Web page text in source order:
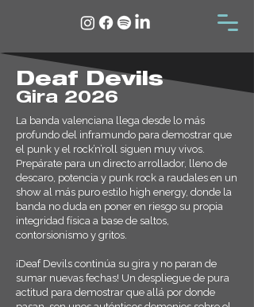
Deaf Devils
Gira 2026
La banda valenciana llega desde lo más
profundo del inframundo para demostrar que
el punk y el rock’n’roll siguen muy vivos.
Prepárate para un directo arrollador, lleno de
descaro, potencia y punk rock a raudales en un
show al más puro estilo high energy, donde la
banda no duda en poner en riesgo su propia
integridad física a base de saltos,
contorsionismo y gritos.
¡Deaf Devils continúa su gira y no paran de
sumar nuevas fechas! Un despliegue de pura
actitud para demostrar que allá por donde